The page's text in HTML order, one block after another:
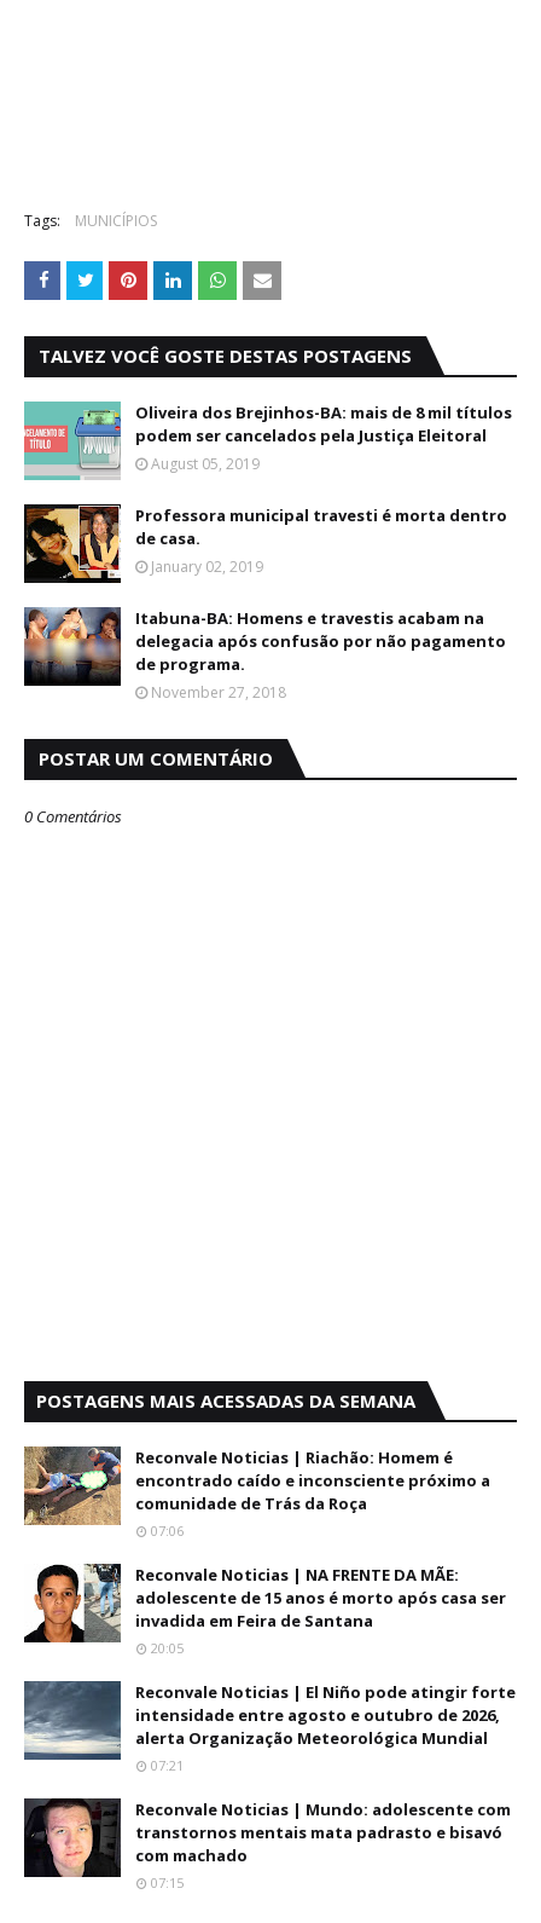
Tags: MUNICÍPIOS
TALVEZ VOCÊ GOSTE DESTAS POSTAGENS
Oliveira dos Brejinhos-BA: mais de 8 mil títulos
podem ser cancelados pela Justiça Eleitoral
August 05, 2019
Professora municipal travesti é morta dentro
de casa.
January 02, 2019
Itabuna-BA: Homens e travestis acabam na
delegacia após confusão por não pagamento
de programa.
November 27, 2018
POSTAR UM COMENTÁRIO
0 Comentários
POSTAGENS MAIS ACESSADAS DA SEMANA
Reconvale Noticias | Riachão: Homem é
encontrado caído e inconsciente próximo a
comunidade de Trás da Roça
07:06
Reconvale Noticias | NA FRENTE DA MÃE:
adolescente de 15 anos é morto após casa ser
invadida em Feira de Santana
20:05
Reconvale Noticias | El Niño pode atingir forte
intensidade entre agosto e outubro de 2026,
alerta Organização Meteorológica Mundial
07:21
Reconvale Noticias | Mundo: adolescente com
transtornos mentais mata padrasto e bisavó
com machado
07:15